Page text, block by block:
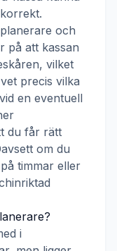
och
på att kassan
vilket
precis vilka
en eventuell
du får rätt
om du
timmar eller
?
i